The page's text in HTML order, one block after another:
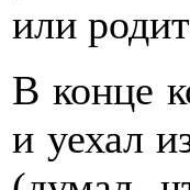
или
В конце
и уехал